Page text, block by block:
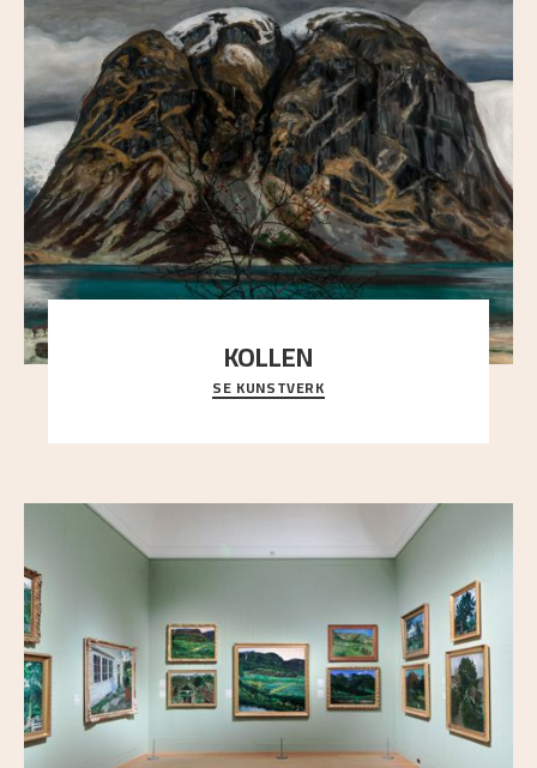
KOLLEN
Et ruvende fjell dominerer bildeflaten, og står i
sterk kontrast til det spinkle rognetreet ute
SE KUNSTVERK